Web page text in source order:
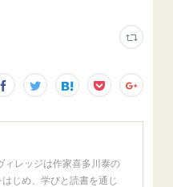
ィレッジは作家喜多川泰の
じめ、学びと読書を通じ